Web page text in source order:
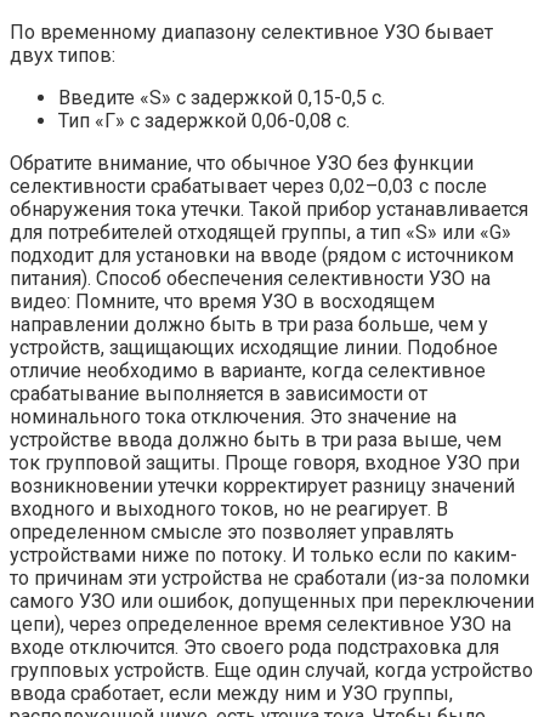
По временному диапазону селективное УЗО бывает
двух типов:
Введите «S» с задержкой 0,15-0,5 с.
Тип «Г» с задержкой 0,06-0,08 с.
Обратите внимание, что обычное УЗО без функции
селективности срабатывает через 0,02–0,03 с после
обнаружения тока утечки. Такой прибор устанавливается
для потребителей отходящей группы, а тип «S» или «G»
подходит для установки на вводе (рядом с источником
питания). Способ обеспечения селективности УЗО на
видео: Помните, что время УЗО в восходящем
направлении должно быть в три раза больше, чем у
устройств, защищающих исходящие линии. Подобное
отличие необходимо в варианте, когда селективное
срабатывание выполняется в зависимости от
номинального тока отключения. Это значение на
устройстве ввода должно быть в три раза выше, чем
ток групповой защиты. Проще говоря, входное УЗО при
возникновении утечки корректирует разницу значений
входного и выходного токов, но не реагирует. В
определенном смысле это позволяет управлять
устройствами ниже по потоку. И только если по каким-
то причинам эти устройства не сработали (из-за поломки
самого УЗО или ошибок, допущенных при переключении
цепи), через определенное время селективное УЗО на
входе отключится. Это своего рода подстраховка для
групповых устройств. Еще один случай, когда устройство
ввода сработает, если между ним и УЗО группы,